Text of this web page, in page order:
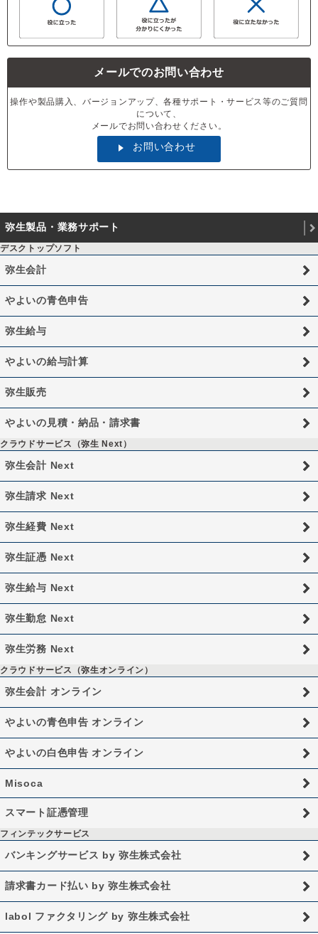
メールでのお問い合わせ
操作や製品購入、バージョンアップ、各種サポート・サービス等のご質問
について、
メールでお問い合わせください。
お問い合わせ
弥生製品・業務サポート
デスクトップソフト
弥生会計
やよいの青色申告
弥生給与
やよいの給与計算
弥生販売
やよいの見積・納品・請求書
クラウドサービス（弥生 Next）
弥生会計 Next
弥生請求 Next
弥生経費 Next
弥生証憑 Next
弥生給与 Next
弥生勤怠 Next
弥生労務 Next
クラウドサービス（弥生オンライン）
弥生会計 オンライン
やよいの青色申告 オンライン
やよいの白色申告 オンライン
Misoca
スマート証憑管理
フィンテックサービス
バンキングサービス by 弥生株式会社
請求書カード払い by 弥生株式会社
labol ファクタリング by 弥生株式会社